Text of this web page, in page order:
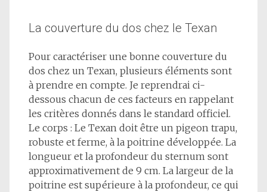
La couverture du dos chez le Texan
Pour caractériser une bonne couverture du
dos chez un Texan, plusieurs éléments sont
à prendre en compte. Je reprendrai ci-
dessous chacun de ces facteurs en rappelant
les critères donnés dans le standard officiel.
Le corps : Le Texan doit être un pigeon trapu,
robuste et ferme, à la poitrine développée. La
longueur et la profondeur du sternum sont
approximativement de 9 cm. La largeur de la
poitrine est supérieure à la profondeur, ce qui